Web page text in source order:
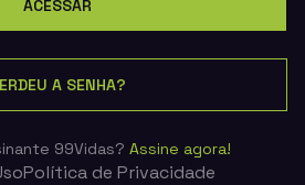
A SENHA?
99Vidas? Assine agora!
Política de Privacidade